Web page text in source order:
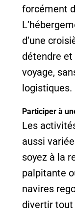
forcément
d’une
détendre
voyage,
logistiques.
Participer à
Les
aussi
soyez à la
palpitante
navires
divertir tout